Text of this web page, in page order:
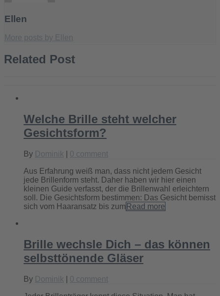
Ellen
More posts by Ellen
Related Post
Welche Brille steht welcher
Gesichtsform?
By Dominik 0 comment
Aus Erfahrung weiß man, dass nicht jedem Gesicht
jede Brillenform steht. Daher haben wir hier einen
kleinen Guide verfasst, der die Brillenwahl erleichtern
soll. Die Gesichtsform bestimmen: Das Gesicht bemisst
sich vom Haaransatz bis zum Read more
Brille wechsle Dich – das können
selbsttönende Gläser
By Dominik 0 comment